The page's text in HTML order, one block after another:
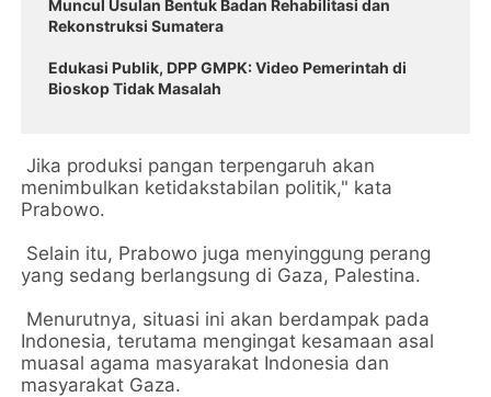
Muncul Usulan Bentuk Badan Rehabilitasi dan
Rekonstruksi Sumatera
Edukasi Publik, DPP GMPK: Video Pemerintah di
Bioskop Tidak Masalah
Jika produksi pangan terpengaruh akan
menimbulkan ketidakstabilan politik," kata
Prabowo.
Selain itu, Prabowo juga menyinggung perang
yang sedang berlangsung di Gaza, Palestina.
Menurutnya, situasi ini akan berdampak pada
Indonesia, terutama mengingat kesamaan asal
muasal agama masyarakat Indonesia dan
masyarakat Gaza.